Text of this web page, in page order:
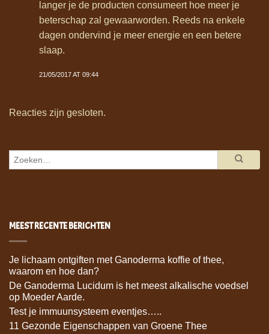
langer je de producten consumeert hoe meer je
beterschap zal gewaarworden. Reeds na enkele
dagen ondervind je meer energie en een betere
slaap.
21/05/2017 AT 09:44
Reacties zijn gesloten.
MEEST RECENTE BERICHTEN
Je lichaam ontgiften met Ganoderma koffie of thee,
waarom en hoe dan?
De Ganoderma Lucidum is het meest alkalische voedsel
op Moeder Aarde.
Test je immuunsysteem eventjes…..
11 Gezonde Eigenschappen van Groene Thee